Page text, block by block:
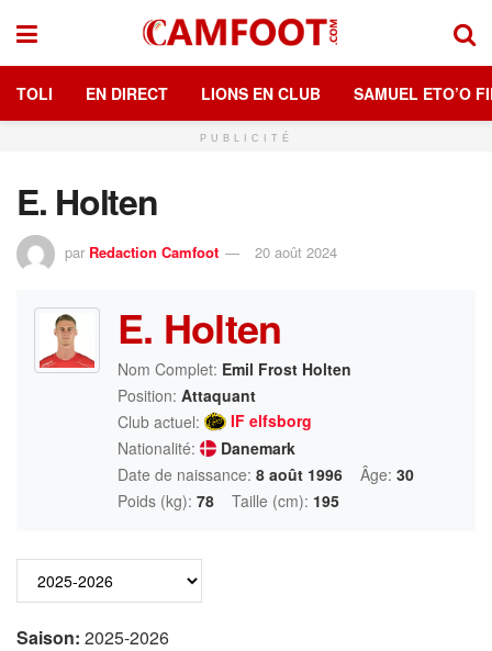
TOLI EN DIRECT LIONS EN CLUB SAMUEL ETO’O
PUBLICITÉ
E. Holten
par Redaction Camfoot 20 août 2024
E. Holten
Nom Complet: Emil Frost Holten
Position: Attaquant
Club actuel:
IF elfsborg
Nationalité:
Danemark
Date de naissance: 8 août 1996 Âge: 30
Poids (kg): 78 Taille (cm): 195
Saison: 2025-2026